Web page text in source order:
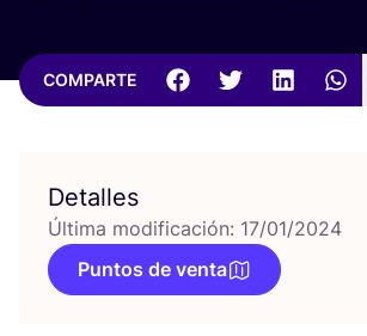
COMPARTE
Detalles
Última modificación: 17/01/2024
Puntos de venta